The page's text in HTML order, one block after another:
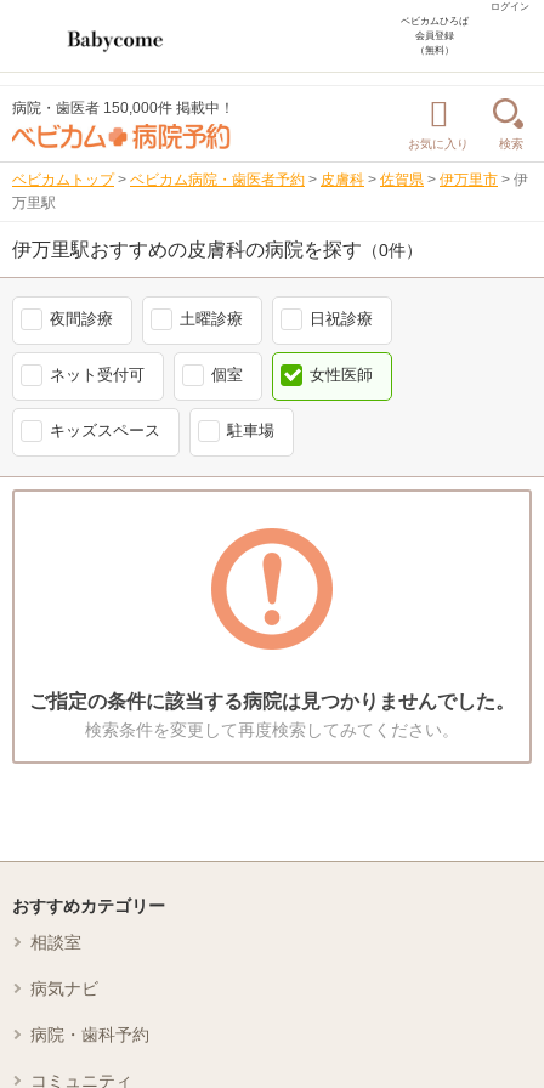
ログイン
ベビカムひろば
会員登録
（無料）
病院・歯医者 150,000件 掲載中！
お気に入り 検索
ベビカムトップ > ベビカム病院・歯医者予約 > 皮膚科 > 佐賀県 > 伊万里市 > 伊
万里駅
伊万里駅おすすめの皮膚科の病院を探す （0件）
夜間診療 土曜診療 日祝診療
ネット受付可 個室 女性医師
キッズスペース 駐車場
ご指定の条件に該当する病院は見つかりませんでした。
検索条件を変更して再度検索してみてください。
おすすめカテゴリー
相談室
病気ナビ
病院・歯科予約
コミュニティ